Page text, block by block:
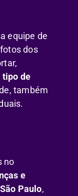
equipe de
dos
tipo de
também
no
e
Paulo,